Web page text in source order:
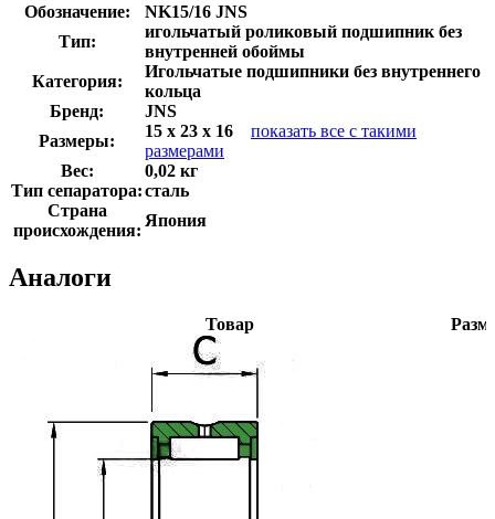
Обозначение:
NK15/16 JNS
Тип:
игольчатый роликовый подшипник без
внутренней обоймы
Категория:
Игольчатые подшипники без внутреннего
кольца
Бренд:
JNS
Размеры:
15 x 23 x 16
показать все с такими
размерами
Вес:
0,02 кг
Тип сепаратора:сталь
Страна
происхождения:
Япония
Аналоги
Товар